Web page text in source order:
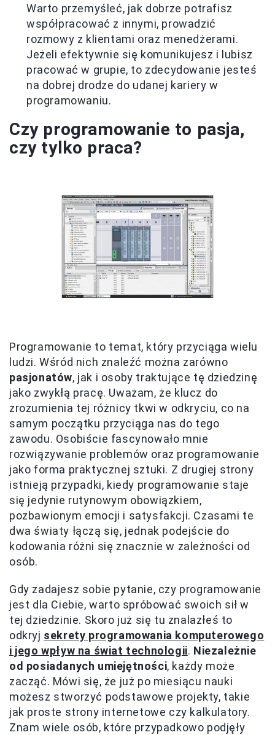
Warto przemyśleć, jak dobrze potrafisz
współpracować z innymi, prowadzić
rozmowy z klientami oraz menedżerami.
Jeżeli efektywnie się komunikujesz i lubisz
pracować w grupie, to zdecydowanie jesteś
na dobrej drodze do udanej kariery w
programowaniu.
Czy programowanie to pasja,
czy tylko praca?
Programowanie to temat, który przyciąga wielu
ludzi. Wśród nich znaleźć można zarówno
pasjonatów, jak i osoby traktujące tę dziedzinę
jako zwykłą pracę. Uważam, że klucz do
zrozumienia tej różnicy tkwi w odkryciu, co na
samym początku przyciąga nas do tego
zawodu. Osobiście fascynowało mnie
rozwiązywanie problemów oraz programowanie
jako forma praktycznej sztuki. Z drugiej strony
istnieją przypadki, kiedy programowanie staje
się jedynie rutynowym obowiązkiem,
pozbawionym emocji i satysfakcji. Czasami te
dwa światy łączą się, jednak podejście do
kodowania różni się znacznie w zależności od
osób.
Gdy zadajesz sobie pytanie, czy programowanie
jest dla Ciebie, warto spróbować swoich sił w
tej dziedzinie. Skoro już się tu znalazłeś to
odkryj sekrety programowania komputerowego
i jego wpływ na świat technologii. Niezależnie
od posiadanych umiejętności, każdy może
zacząć. Mówi się, że już po miesiącu nauki
możesz stworzyć podstawowe projekty, takie
jak proste strony internetowe czy kalkulatory.
Znam wiele osób, które przypadkowo podjęły